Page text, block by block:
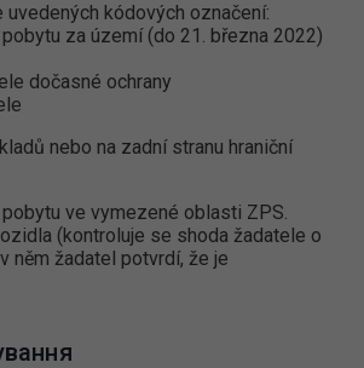
kódových označení:
za území (do 21. března 2022)
dočasné ochrany
nebo na zadní stranu hraniční
ve vymezené oblasti ZPS.
(kontroluje se shoda žadatele o
něm žadatel potvrdí, že je